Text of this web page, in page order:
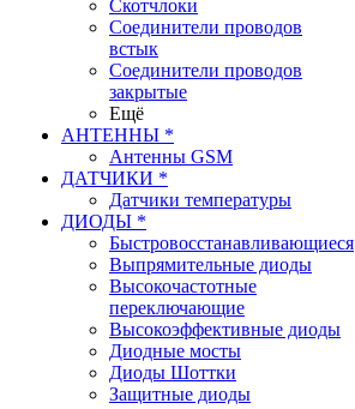
Скотчлоки
Соединители проводов
встык
Соединители проводов
закрытые
Ещё
АНТЕННЫ *
Антенны GSM
ДАТЧИКИ *
Датчики температуры
ДИОДЫ *
Быстровосстанавливающиеся
Выпрямительные диоды
Высокочастотные
переключающие
Высокоэффективные диоды
Диодные мосты
Диоды Шоттки
Защитные диоды